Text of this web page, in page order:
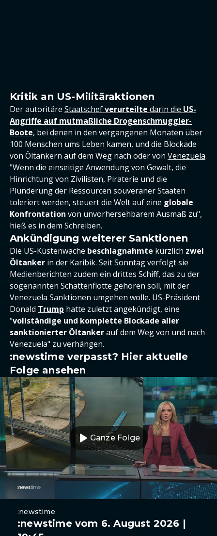
Kritik an US-Militäraktionen
Der autoritäre Staatschefverurteilte darin die US-
Angriffe auf mutmaßliche Drogenschmuggler-
Boote, bei denen in den vergangenen Monaten über
100 Menschen ums Leben kamen, und die Blockade
von Öltankern auf dem Weg nach oder von Venezuela.
"Wenn die einseitige Anwendung von Gewalt, die
Hinrichtung von Zivilisten, Piraterie und die
Plünderung der Ressourcen souveräner Staaten
toleriert werden, steuert die Welt auf eine globale
Konfrontation von unvorhersehbarem Ausmaß zu",
hieß es in dem Schreiben.
Ankündigung weiterer Sanktionen
Die US-Küstenwache beschlagnahmte kürzlich zwei
Öltanker in der Karibik. Seit Sonntag verfolgt sie
Medienberichten zudem ein drittes Schiff, das zu der
sogenannten Schattenflotte gehören soll, mit der
Venezuela Sanktionen umgehen wolle. US-Präsident
Donald Trump hatte zuletzt angekündigt, eine
"vollständige und komplette Blockade aller
sanktionierter Öltankerauf dem Weg von und nach
Venezuela" zu verhängen.
:newstime verpasst? Hier aktuelle
Folge ansehen
Ganze Folge
:newstime
:newstime vom 6. August 2026 |